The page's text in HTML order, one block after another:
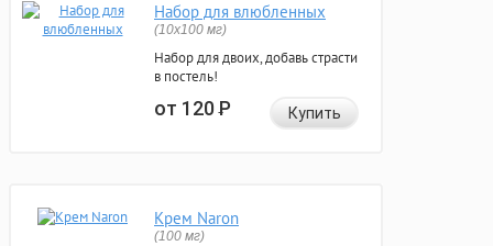
Набор для влюбленных
(10х100 мг)
Набор для двоих, добавь страсти
в постель!
от 120Р Купить
Крем Naron
(100 мг)